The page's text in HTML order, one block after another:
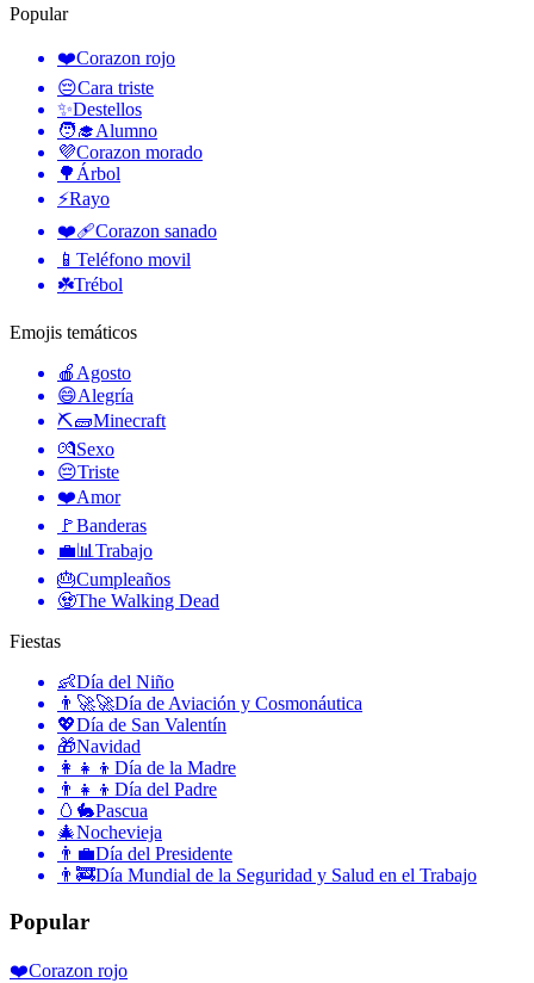
Popular
❤️Corazon rojo
😔Cara triste
✨Destellos
🧑‍🎓Alumno
💜Corazon morado
🌳 Árbol
⚡Rayo
❤️‍🩹Corazon sanado
📱 Teléfono movil
☘️Trébol
Emojis temáticos
🍎 Agosto
😄Alegría
⛏🧱Minecraft
💏Sexo
😔Triste
❤️Amor
🚩Banderas
💼📊 Trabajo
🎂Cumpleaños
🧟The Walking Dead
Fiestas
👶Día del Niño
👨‍🚀🚀Día de Aviación y Cosmonáutica
💖Día de San Valentín
🎁Navidad
👩‍👧‍👦 Día de la Madre
👨‍👧‍👦 Día del Padre
🥚🐇Pascua
🎄Nochevieja
👨‍💼Día del Presidente
👨‍🚒Día Mundial de la Seguridad y Salud en el Trabajo
Popular
❤️Corazon rojo